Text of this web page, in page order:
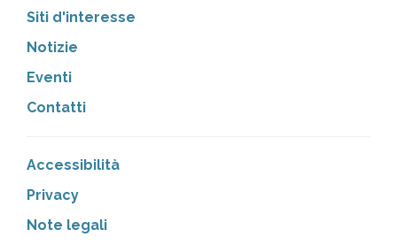
Siti d'interesse
Notizie
Eventi
Contatti
Accessibilità
Privacy
Note legali